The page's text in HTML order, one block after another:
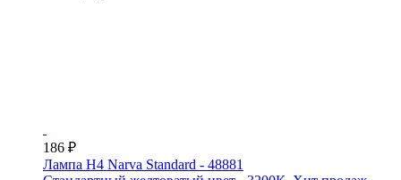
186 ₽
Лампа H4 Narva Standard - 48881